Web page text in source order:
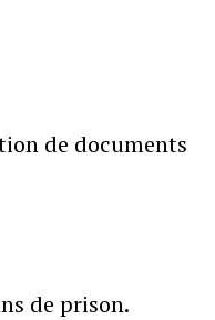
de documents
de prison.